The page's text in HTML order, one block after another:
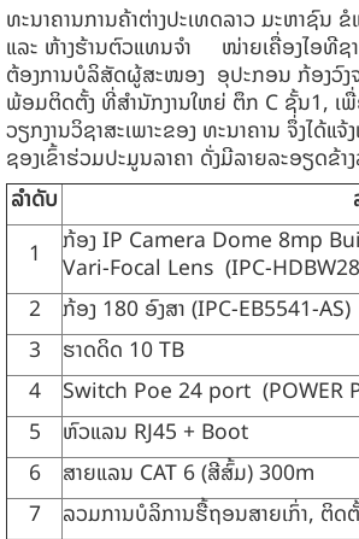
ທະນາຄານການຄ້າຕ່າງປະເທດລາວ ມະຫາຊົນ
ແລະ ຫ້າງຮ້ານຕົວແທນຈຳ ໜ່າຍເຄື່ອງໄອທີຊ
ຕ້ອງການບໍລິສັດຜູ້ສະໜອງ ອຸປະກອນ ກ້ອງວົ
ພ້ອມຕິດຕັ້ງ ທີ່ສຳນັກງານໃຫຍ່ ຕຶກ C ຊັ້ນ1, ເພື່
ວຽກງານວິຊາສະເພາະຂອງ ທະນາຄານ ຈຶ່ງໄດ້ແ
ຊອງເຂົ້າຮ່ວມປະມູນລາຄາ ດັ່ງມີລາຍລະອຽດຂ້າ
ລຳດັບ
1
ກ້ອງ IP Camera Dome 8mp
Vari-Focal Lens (IPC-
2
ກ້ອງ 180 ອົງສາ (IPC-EB5541-AS)
3
ຮາດດິດ 10 TB
4
Switch Poe 24 port (POWER
5
ຫົວແລນ RJ45 + Boot
6
ສາຍແລນ CAT 6 (ສີສົ້ມ) 300m
7
ລວມການບໍລິການຮື້ຖອນສາຍເກົ່າ, ຕິດ